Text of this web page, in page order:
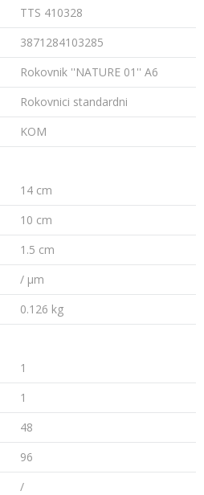
TTS 410328
3871284103285
Rokovnik ''NATURE 01'' A6
Rokovnici standardni
KOM
14 cm
10 cm
1.5 cm
/ µm
0.126 kg
1
1
48
96
/